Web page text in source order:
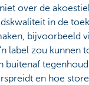
over de
in de
bijvoorbeeld
label zou kunnen
buitenaf
en hoe